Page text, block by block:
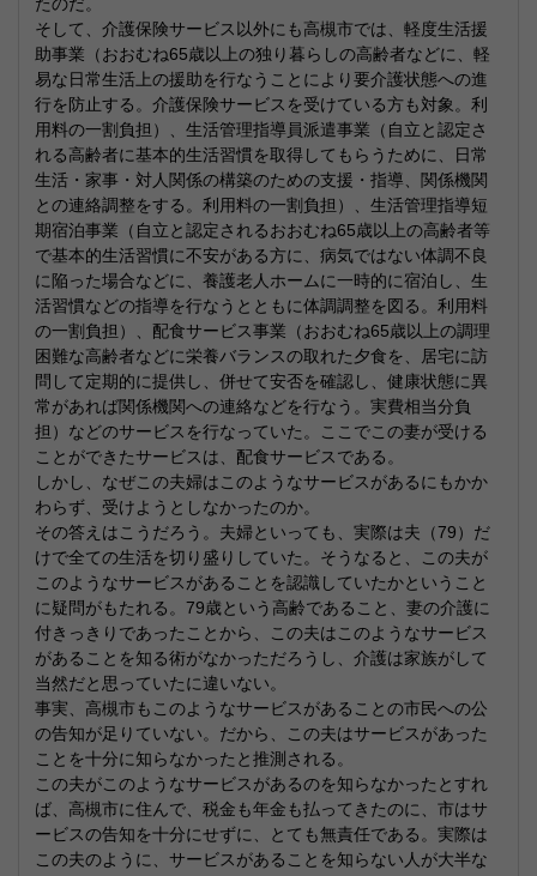
そして、介護保険サービス以外にも高槻市では、軽度生活援
助事業（おおむね65歳以上の独り暮らしの高齢者などに、軽
易な日常生活上の援助を行なうことにより要介護状態への進
行を防止する。介護保険サービスを受けている方も対象。利
用料の一割負担）、生活管理指導員派遣事業（自立と認定さ
れる高齢者に基本的生活習慣を取得してもらうために、日常
生活・家事・対人関係の構築のための支援・指導、関係機関
との連絡調整をする。利用料の一割負担）、生活管理指導短
期宿泊事業（自立と認定されるおおむね65歳以上の高齢者等
で基本的生活習慣に不安がある方に、病気ではない体調不良
に陥った場合などに、養護老人ホームに一時的に宿泊し、生
活習慣などの指導を行なうとともに体調調整を図る。利用料
の一割負担）、配食サービス事業（おおむね65歳以上の調理
困難な高齢者などに栄養バランスの取れた夕食を、居宅に訪
問して定期的に提供し、併せて安否を確認し、健康状態に異
常があれば関係機関への連絡などを行なう。実費相当分負
担）などのサービスを行なっていた。ここでこの妻が受ける
ことができたサービスは、配食サービスである。
しかし、なぜこの夫婦はこのようなサービスがあるにもかか
わらず、受けようとしなかったのか。
その答えはこうだろう。夫婦といっても、実際は夫（79）だ
けで全ての生活を切り盛りしていた。そうなると、この夫が
このようなサービスがあることを認識していたかということ
に疑問がもたれる。79歳という高齢であること、妻の介護に
付きっきりであったことから、この夫はこのようなサービス
があることを知る術がなかっただろうし、介護は家族がして
当然だと思っていたに違いない。
事実、高槻市もこのようなサービスがあることの市民への公
の告知が足りていない。だから、この夫はサービスがあった
ことを十分に知らなかったと推測される。
この夫がこのようなサービスがあるのを知らなかったとすれ
ば、高槻市に住んで、税金も年金も払ってきたのに、市はサ
ービスの告知を十分にせずに、とても無責任である。実際は
この夫のように、サービスがあることを知らない人が大半な